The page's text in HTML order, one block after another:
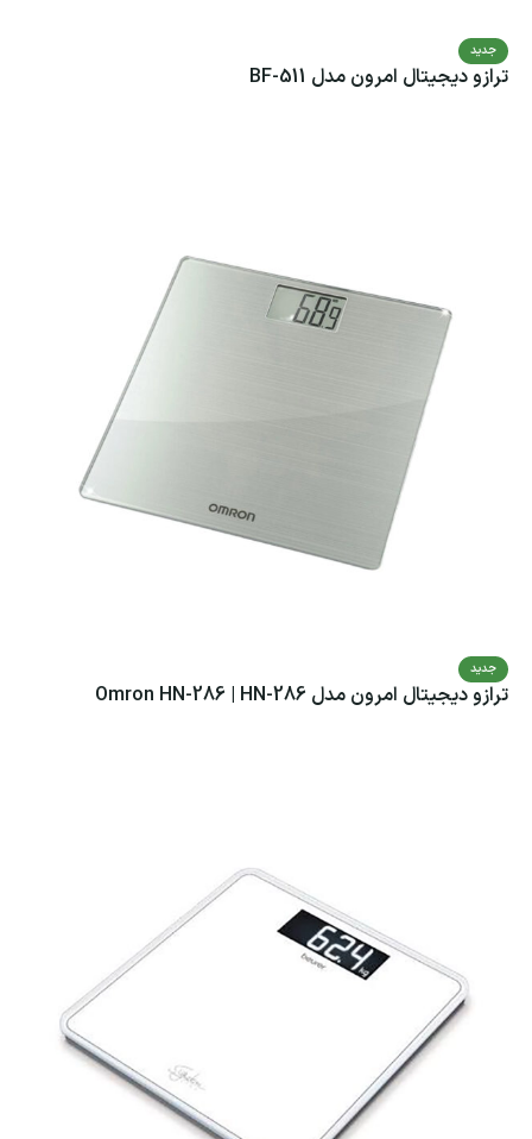
جدید
ترازو دیجیتال امرون مدل BF-511
جدید
ترازو دیجیتال امرون مدل Omron HN-286 | HN-286